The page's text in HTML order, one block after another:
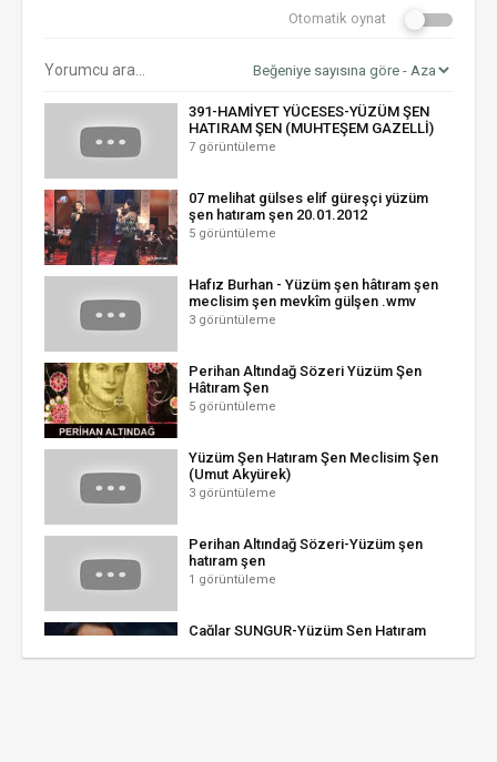
Otomatik oynat
391-HAMİYET YÜCESES-YÜZÜM ŞEN
HATIRAM ŞEN (MUHTEŞEM GAZELLİ)
7 görüntüleme
07 melihat gülses elif güreşçi yüzüm
şen hatıram şen 20.01.2012
5 görüntüleme
Hafız Burhan - Yüzüm şen hâtıram şen
meclisim şen mevkîm gülşen .wmv
3 görüntüleme
Perihan Altındağ Sözeri Yüzüm Şen
Hâtıram Şen
5 görüntüleme
Yüzüm Şen Hatıram Şen Meclisim Şen
(Umut Akyürek)
3 görüntüleme
Perihan Altındağ Sözeri-Yüzüm şen
hatıram şen
1 görüntüleme
Çağlar SUNGUR-Yüzüm Şen Hatıram